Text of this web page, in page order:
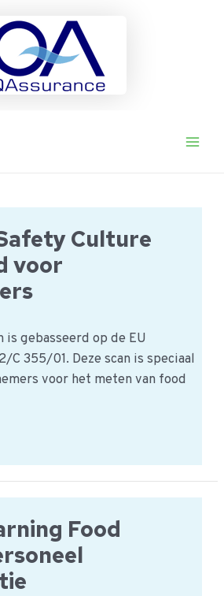
Culture
voor
is gebasseerd op de EU
C 355/01. Deze scan is speciaal
voor het meten van food
Food